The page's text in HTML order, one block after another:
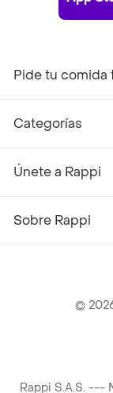
Pide tu comida
Categorías
Únete a Rappi
Sobre Rappi
©
Rappi S.A.S. ---